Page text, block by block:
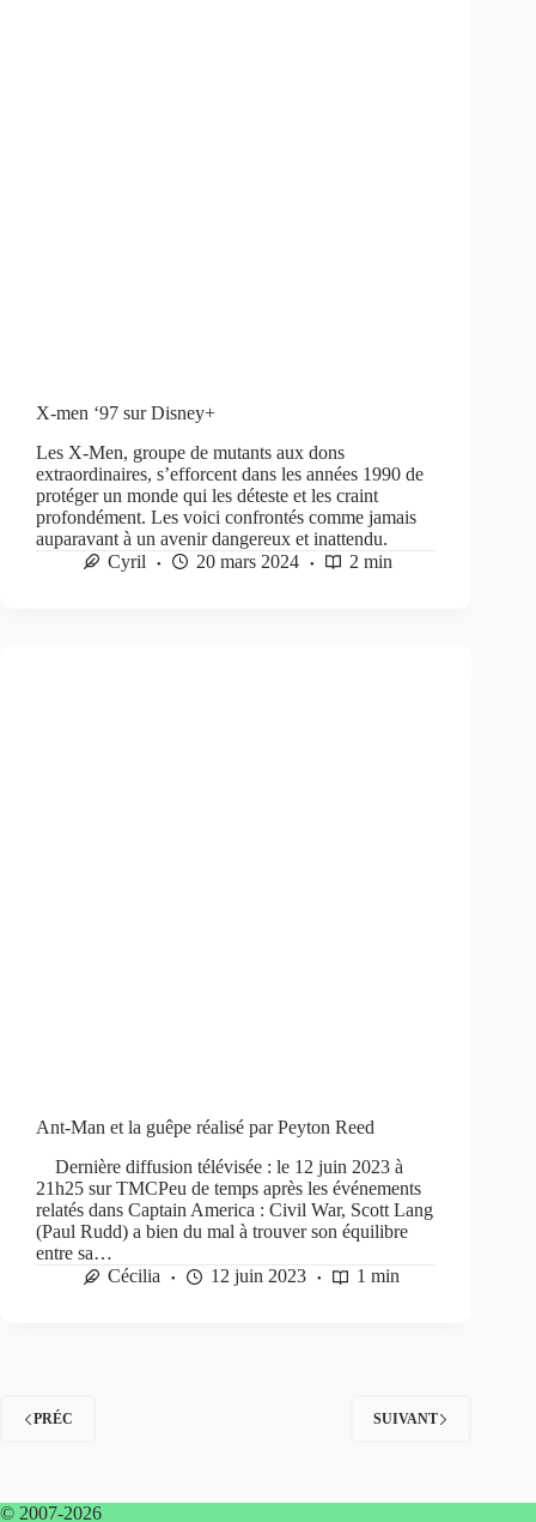
X-men ‘97 sur Disney+
Les X-Men, groupe de mutants aux dons
extraordinaires, s’efforcent dans les années 1990 de
protéger un monde qui les déteste et les craint
profondément. Les voici confrontés comme jamais
auparavant à un avenir dangereux et inattendu.
Cyril
20 mars 2024 2 min
Ant-Man et la guêpe réalisé par Peyton Reed
Dernière diffusion télévisée : le 12 juin 2023 à
21h25 sur TMCPeu de temps après les événements
relatés dans Captain America : Civil War, Scott Lang
(Paul Rudd) a bien du mal à trouver son équilibre
entre sa…
Cécilia
12 juin 2023 1 min
PRÉC SUIVANT
© 2007-2026